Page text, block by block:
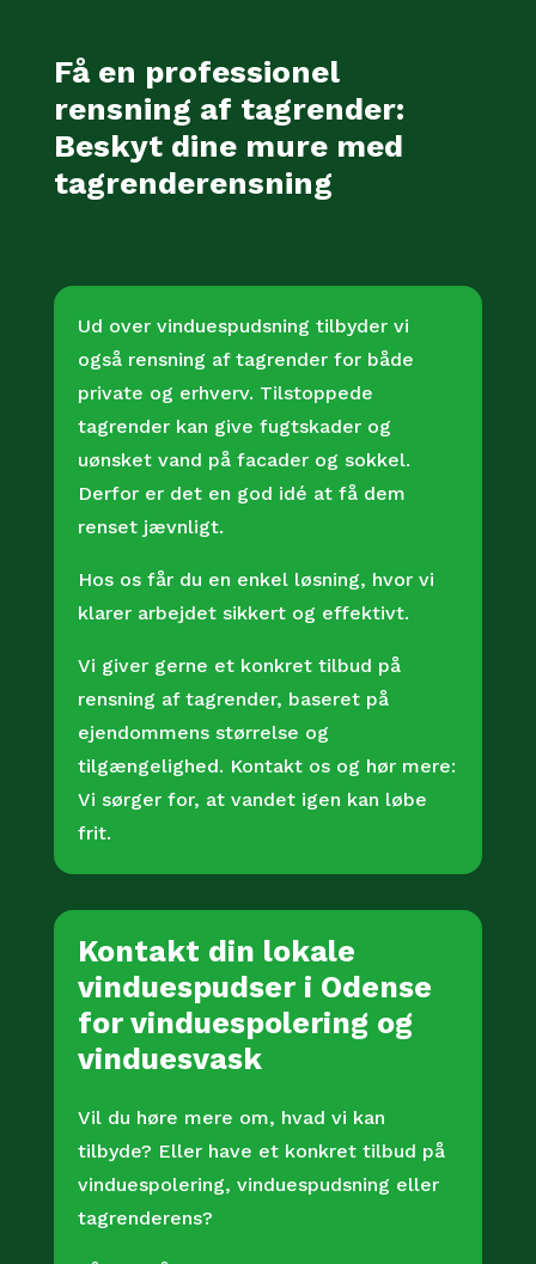
Få en professionel
rensning af tagrender:
Beskyt dine mure med
tagrenderensning
Ud over vinduespudsning tilbyder vi
også rensning af tagrender for både
private og erhverv. Tilstoppede
tagrender kan give fugtskader og
uønsket vand på facader og sokkel.
Derfor er det en god idé at få dem
renset jævnligt.
Hos os får du en enkel løsning, hvor vi
klarer arbejdet sikkert og effektivt.
Vi giver gerne et konkret tilbud på
rensning af tagrender, baseret på
ejendommens størrelse og
tilgængelighed. Kontakt os og hør mere:
Vi sørger for, at vandet igen kan løbe
frit.
Kontakt din lokale
vinduespudser i Odense
for vinduespolering og
vinduesvask
Vil du høre mere om, hvad vi kan
tilbyde? Eller have et konkret tilbud på
vinduespolering, vinduespudsning eller
tagrenderens?